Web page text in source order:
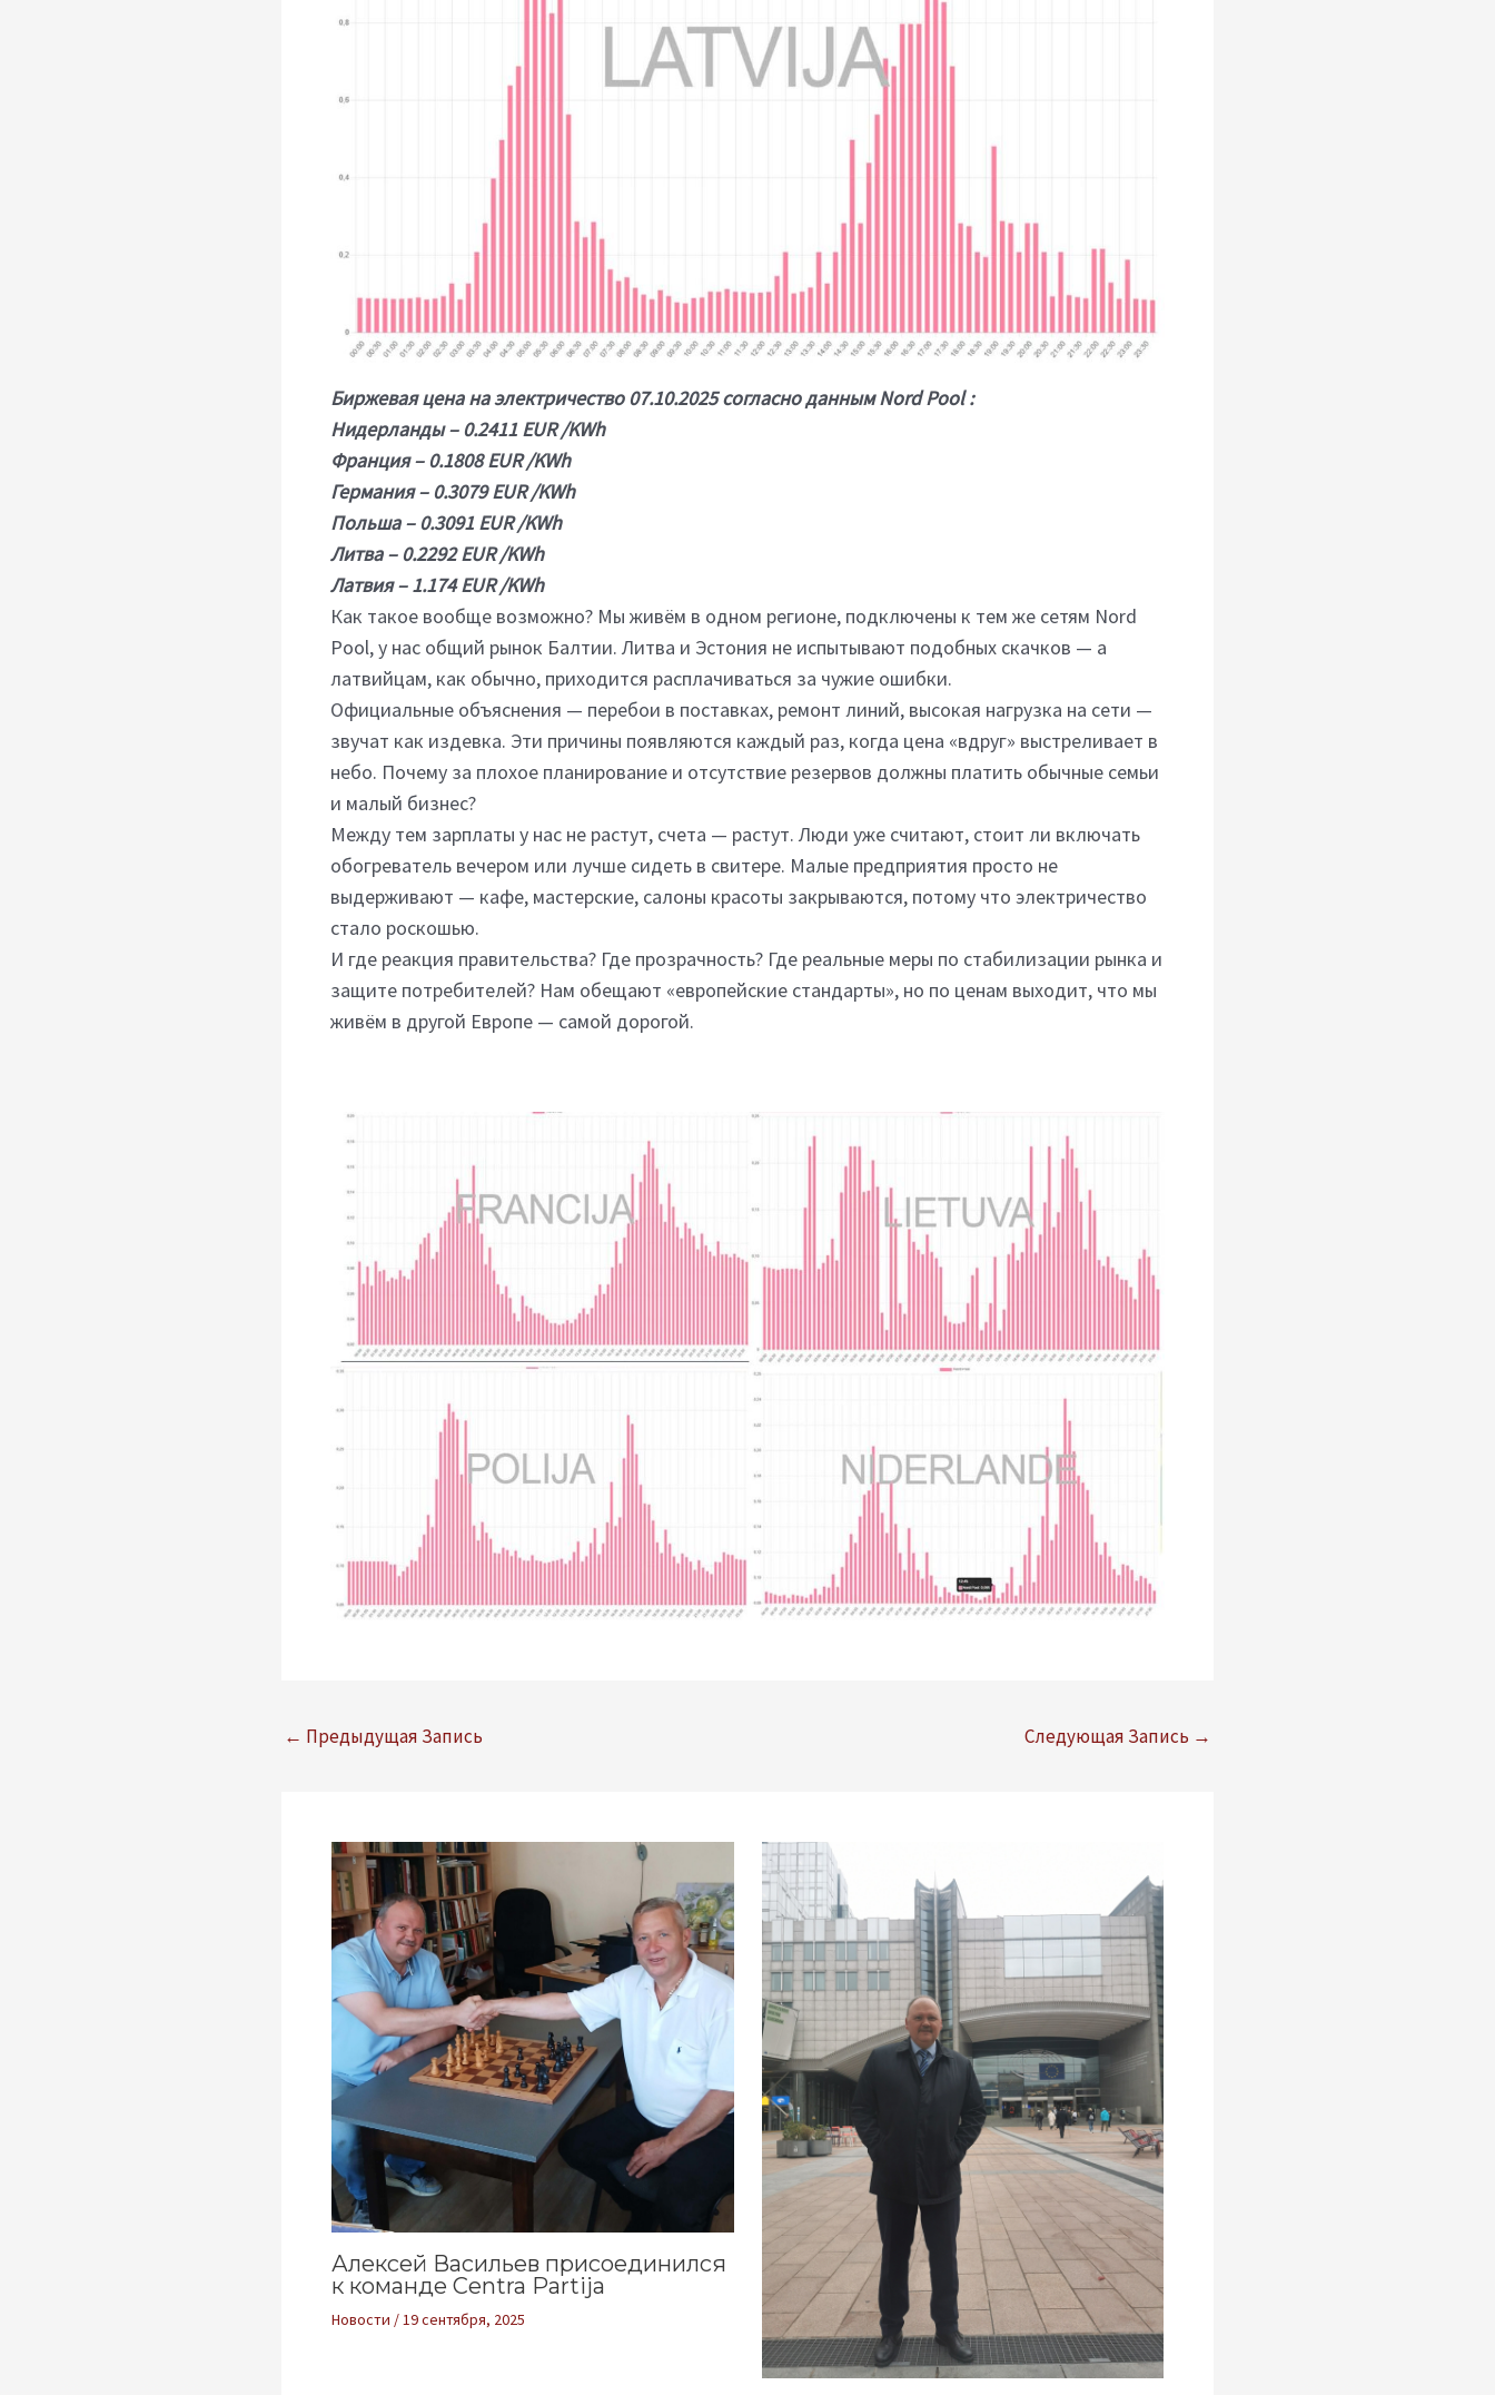
Биржевая цена на электричество 07.10.2025 согласно данным Nord Pool :
Нидерланды – 0.2411 EUR /KWh
Франция – 0.1808 EUR /KWh
Германия – 0.3079 EUR /KWh
Польша – 0.3091 EUR /KWh
Литва – 0.2292 EUR /KWh
Латвия – 1.174 EUR /KWh
Как такое вообще возможно? Мы живём в одном регионе, подключены к тем же сетям Nord
Pool, у нас общий рынок Балтии. Литва и Эстония не испытывают подобных скачков — а
латвийцам, как обычно, приходится расплачиваться за чужие ошибки.
Официальные объяснения — перебои в поставках, ремонт линий, высокая нагрузка на сети —
звучат как издевка. Эти причины появляются каждый раз, когда цена «вдруг» выстреливает в
небо. Почему за плохое планирование и отсутствие резервов должны платить обычные семьи
и малый бизнес?
Между тем зарплаты у нас не растут, счета — растут. Люди уже считают, стоит ли включать
обогреватель вечером или лучше сидеть в свитере. Малые предприятия просто не
выдерживают — кафе, мастерские, салоны красоты закрываются, потому что электричество
стало роскошью.
И где реакция правительства? Где прозрачность? Где реальные меры по стабилизации рынка и
защите потребителей? Нам обещают «европейские стандарты», но по ценам выходит, что мы
живём в другой Европе — самой дорогой.
Навигация
← Предыдущая Запись Следующая Запись →
Алексей Васильев присоединился
к команде Centra Partija
Новости /19 сентября, 2025